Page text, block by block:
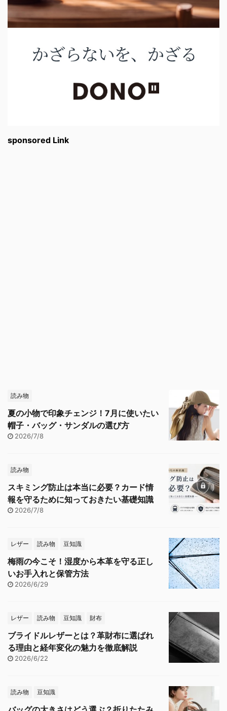
sponsored Link
読み物
夏の小物で印象チェンジ！7月に使いたい
帽子・バッグ・サンダルの選び方
2026/7/8
読み物
スキミング防止は本当に必要？カード情
報を守るために知っておきたい基礎知識
2026/7/8
レザー 読み物 豆知識
梅雨の今こそ！湿度から本革を守る正し
いお手入れと保管方法
2026/6/29
レザー 読み物 豆知識 財布
ブライドルレザーとは？革財布に選ばれ
る理由と経年変化の魅力を徹底解説
2026/6/22
読み物 豆知識